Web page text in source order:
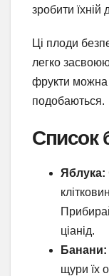
зробити
Ці плоди
легко
фрукти можна
подобаються.
Список
Яблука:
ціанід.
Банани:
щури їх